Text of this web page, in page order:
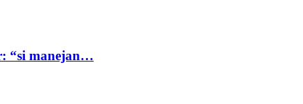
“si manejan…